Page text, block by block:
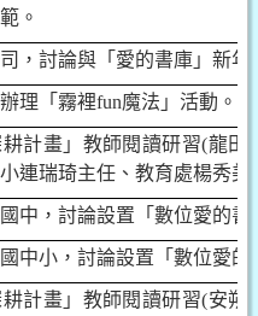
。
，討論與「愛的書庫」新年
理「霧裡fun魔法」活動。
耕計畫」教師閱讀研習(龍田
連瑞琦主任、教育處楊秀
中，討論設置「數位愛的書
中小，討論設置「數位愛的
耕計畫」教師閱讀研習(安朔